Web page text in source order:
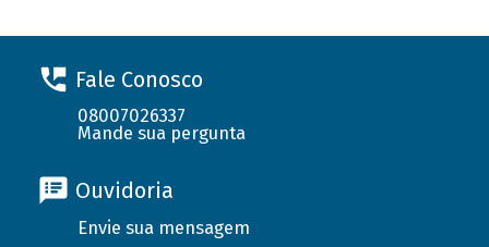
Fale Conosco
08007026337
Mande sua pergunta
Ouvidoria
Envie sua mensagem